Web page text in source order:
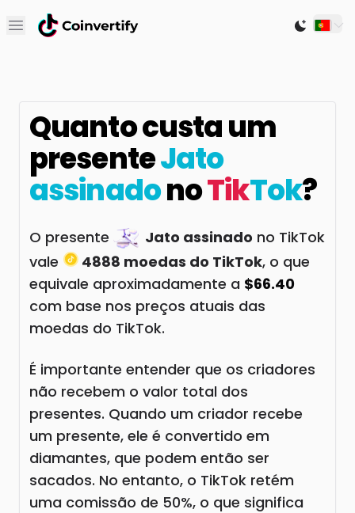
Open main menu Switch
Quanto custa um
presenteJato
assinadonoTikTok?
O presente Jato assinado no TikTok
vale
4888 moedas do TikTok, o que
equivale aproximadamente a $66.40
com base nos preços atuais das
moedas do TikTok.
É importante entender que os criadores
não recebem o valor total dos
presentes. Quando um criador recebe
um presente, ele é convertido em
diamantes, que podem então ser
sacados. No entanto, o TikTok retém
uma comissão de 50%, o que significa